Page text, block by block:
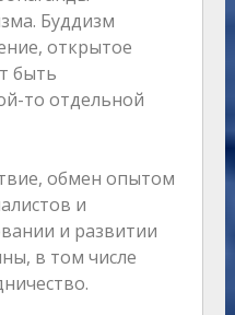
Буддизм
открытое
быть
то отдельной
обмен опытом
и
и развитии
в том числе